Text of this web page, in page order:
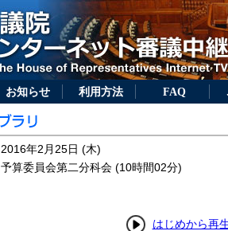
お知らせ 利用方法 FAQ
2016年2月25日 (木)
予算委員会第二分科会 (10時間02分)
はじめから再